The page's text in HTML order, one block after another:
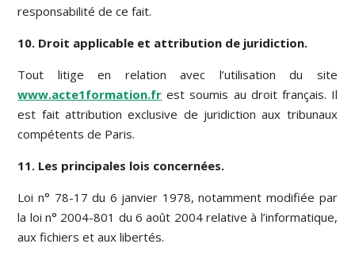
responsabilité de ce fait.
10. Droit applicable et attribution de juridiction.
Tout litige en relation avec l’utilisation du site
www.acte1formation.fr est soumis au droit français. Il
est fait attribution exclusive de juridiction aux tribunaux
compétents de Paris.
11. Les principales lois concernées.
Loi n° 78-17 du 6 janvier 1978, notamment modifiée par
la loi n° 2004-801 du 6 août 2004 relative à l’informatique,
aux fichiers et aux libertés.